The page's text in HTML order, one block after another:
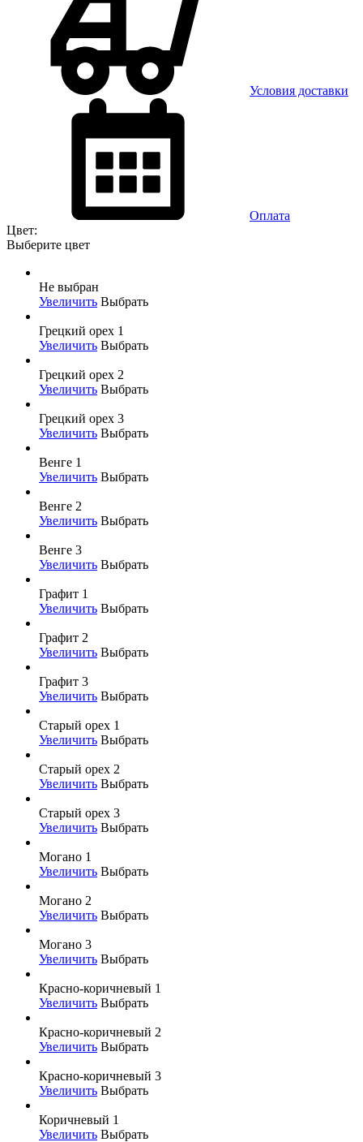
Условия доставки
Оплата
Цвет:
Выберите цвет
Не выбран
Увеличить Выбрать
Грецкий орех 1
Увеличить Выбрать
Грецкий орех 2
Увеличить Выбрать
Грецкий орех 3
Увеличить Выбрать
Венге 1
Увеличить Выбрать
Венге 2
Увеличить Выбрать
Венге 3
Увеличить Выбрать
Графит 1
Увеличить Выбрать
Графит 2
Увеличить Выбрать
Графит 3
Увеличить Выбрать
Старый орех 1
Увеличить Выбрать
Старый орех 2
Увеличить Выбрать
Старый орех 3
Увеличить Выбрать
Могано 1
Увеличить Выбрать
Могано 2
Увеличить Выбрать
Могано 3
Увеличить Выбрать
Красно-коричневый 1
Увеличить Выбрать
Красно-коричневый 2
Увеличить Выбрать
Красно-коричневый 3
Увеличить Выбрать
Коричневый 1
Увеличить Выбрать